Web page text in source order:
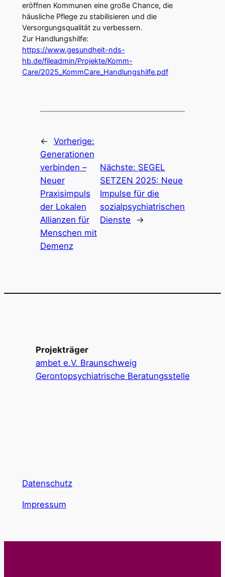
eröffnen Kommunen eine große Chance, die
häusliche Pflege zu stabilisieren und die
Versorgungsqualität zu verbessern.
Zur Handlungshilfe:
https://www.gesundheit-nds-
hb.de/fileadmin/Projekte/Komm-
Care/2025_KommCare_Handlungshilfe.pdf
←
Vorherige:
Generationen
verbinden –
Neuer
Praxisimpuls
der Lokalen
Allianzen für
Menschen mit
Demenz
Nächste: SEGEL
SETZEN 2025: Neue
Impulse für die
sozialpsychiatrischen
Dienste
→
Projekträger
ambet e.V. Braunschweig
Gerontopsychiatrische Beratungsstelle
Datenschutz
Impressum